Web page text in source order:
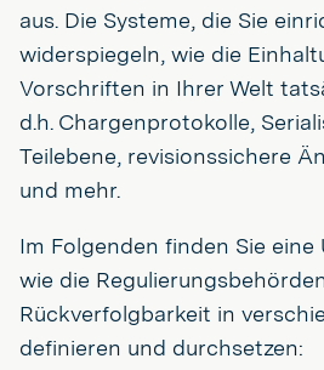
aus. Die Systeme, die Sie
widerspiegeln, wie die
Vorschriften in Ihrer Welt
d.h. Chargenprotokolle,
Teilebene, revisionssichere
und mehr.
Im Folgenden finden Sie
wie die
Rückverfolgbarkeit in
definieren und durchsetzen: